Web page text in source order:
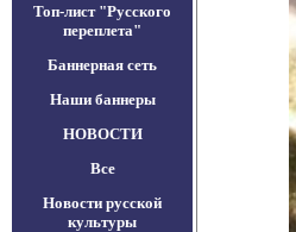
Топ-лист "Русского
переплета"
Баннерная сеть
Наши баннеры
НОВОСТИ
Все
Новости русской
культуры